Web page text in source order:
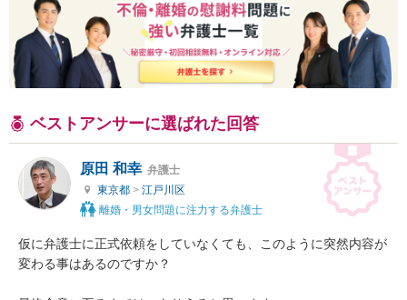
ベストアンサーに選ばれた回答
原田 和幸 弁護士
東京都 > 江戸川区
離婚・男女問題に注力する弁護士
仮に弁護士に正式依頼をしていなくても、このように突然内容が
変わる事はあるのですか？